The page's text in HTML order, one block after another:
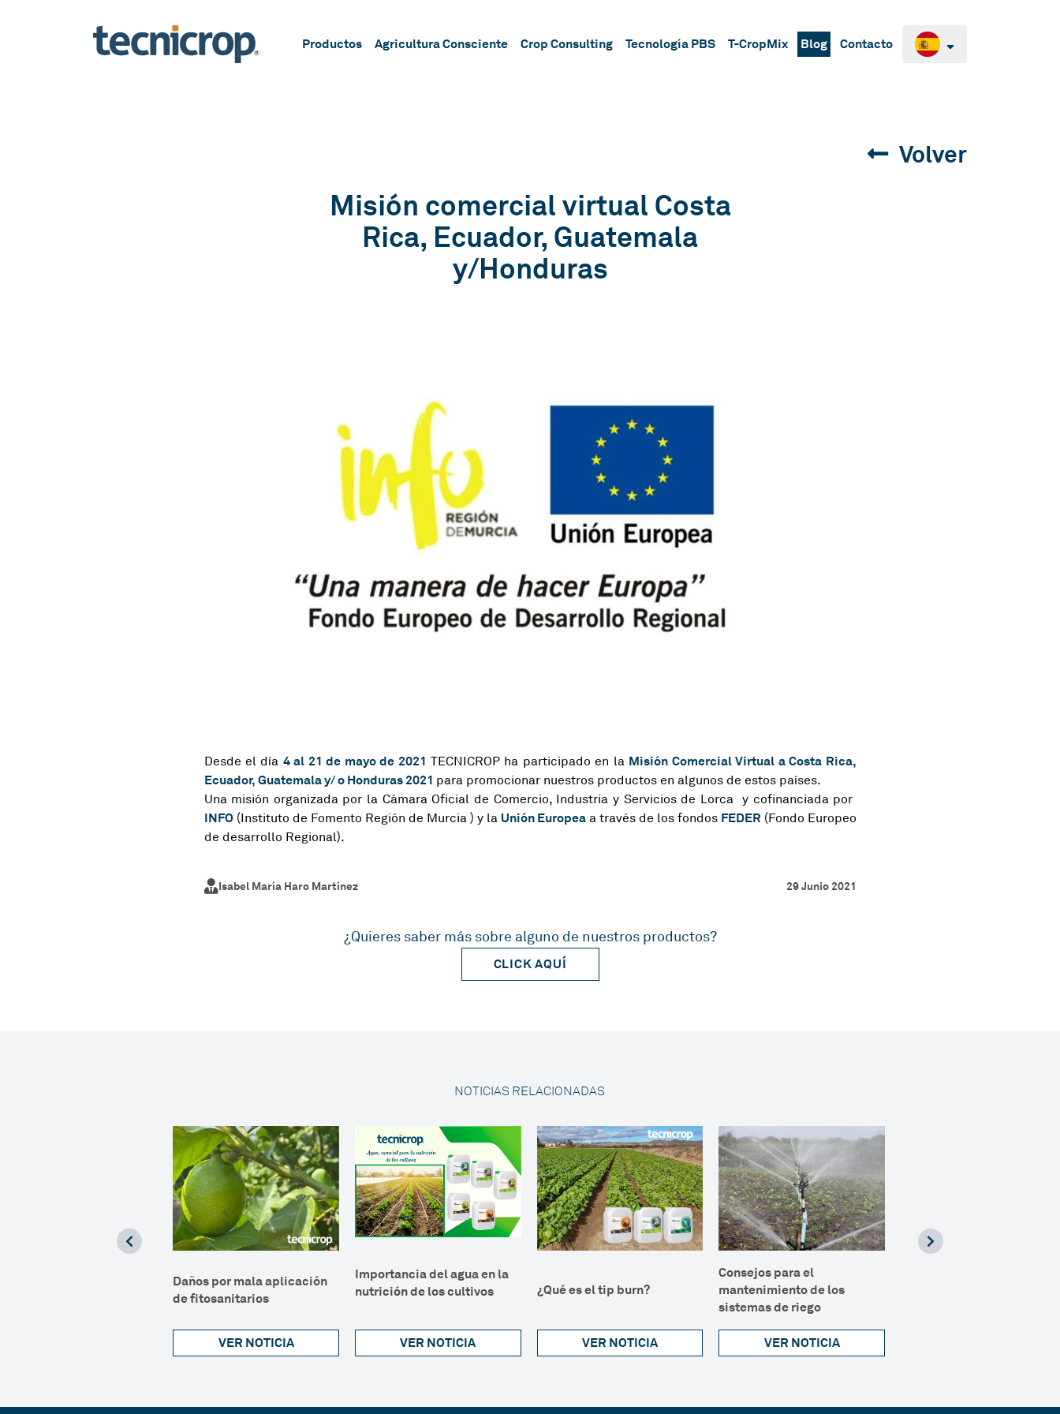
Productos Agricultura Consciente Crop Consulting Tecnología PBS T-CropMix Blog Contacto
Misión comercial virtual Costa
Rica, Ecuador, Guatemala
y/Honduras
Volver
Desde el día 4 al 21 de mayo de 2021 TECNICROP ha participado en la Misión Comercial Virtual a Costa Rica,
Ecuador, Guatemala y/ o Honduras 2021 para promocionar nuestros productos en algunos de estos países.
Una misión organizada por la Cámara Oficial de Comercio, Industria y Servicios de Lorca y cofinanciada por
INFO (Instituto de Fomento Región de Murcia ) y la Unión Europeaa través de los fondos FEDER (Fondo Europeo
de desarrollo Regional).
Isabel María Haro Martínez 29 Junio 2021
¿Quieres saber más sobre alguno de nuestros productos?
CLICK AQUÍ
NOTICIAS RELACIONADAS
Daños por mala aplicación
de fitosanitarios
VER NOTICIA
Importancia del agua en la
nutrición de los cultivos
VER NOTICIA
¿Qué es el tip burn?
VER NOTICIA
Consejos para el
mantenimiento de los
sistemas de riego
VER NOTICIA